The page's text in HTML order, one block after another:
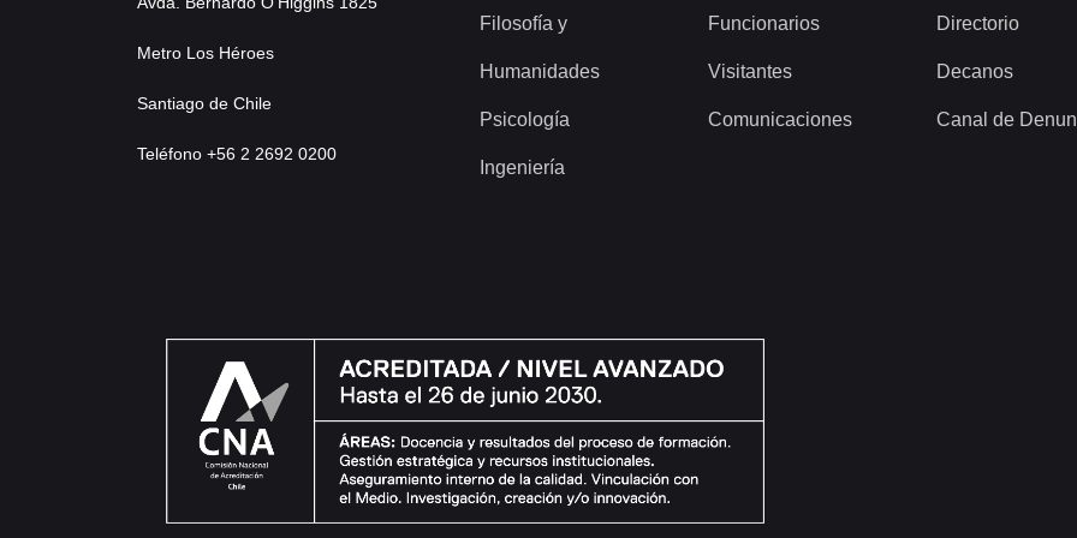
Metro Los Héroes
Santiago de Chile
Teléfono +56 2 2692 0200
Filosofía y
Humanidades
Psicología
Ingeniería
Funcionarios
Visitantes
Comunicaciones
Directorio
Decanos
Canal de